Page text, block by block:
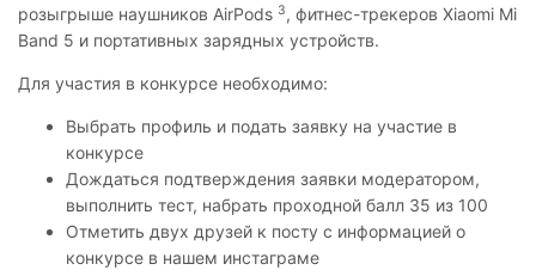
розыгрыше наушников AirPods 3, фитнес-трекеров Xiaomi Mi
Band 5 и портативных зарядных устройств.
Для участия в конкурсе необходимо:
Выбрать профиль и подать заявку на участие в
конкурсе
Дождаться подтверждения заявки модератором,
выполнить тест, набрать проходной балл 35 из 100
Отметить двух друзей к посту с информацией о
конкурсе в нашем инстаграме